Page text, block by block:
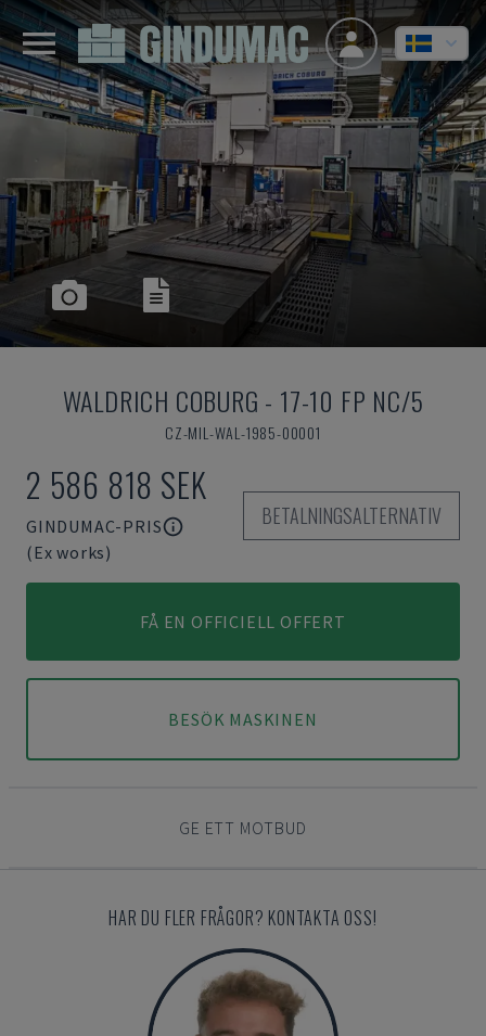
WALDRICH COBURG - 17-10 FP NC/5
CZ-MIL-WAL-1985-00001
2 586 818 SEK
GINDUMAC-PRIS
(Ex works)
BETALNINGSALTERNATIV
FÅ EN OFFICIELL OFFERT
BESÖK MASKINEN
GE ETT MOTBUD
HAR DU FLER FRÅGOR? KONTAKTA OSS!